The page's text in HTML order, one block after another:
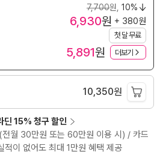
7,700원, 10%
6,930원 + 380원
첫 달 무료
5,891원 더보기
10,350원
딘 15% 청구 할인
전월 30만원 또는 60만원 이용 시) / 카드
적이 없어도 최대 1만원 혜택 제공